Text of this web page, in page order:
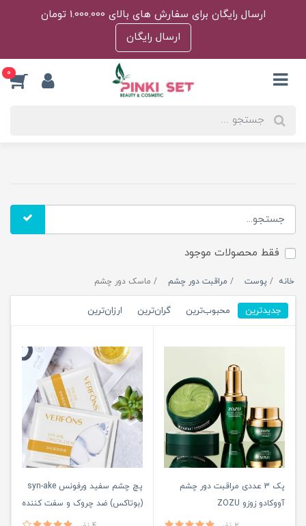
ارسال رایگان برای سفارش های بالای 1.000.000 تومان
ارسال رایگان
0
فقط محصولات موجود
خانه پوست مراقبت دور چشم ماسک دور چشم
جدیدترین محبوب‌ترین گران‌ترین ارزان‌ترین
پک 3 عددی مراقبت دور چشم
آووکادو زوزو ZOZU
پچ چشم سفید ورفونس syn-ake
(بوتاکس) ضد چروک و سفت کننده